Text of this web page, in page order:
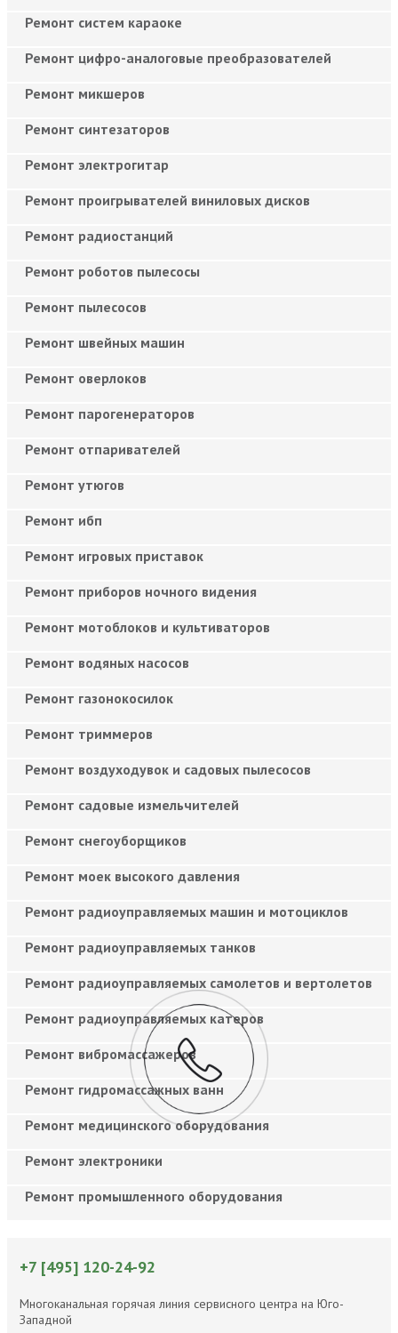
Ремонт систем караоке
Ремонт цифро-аналоговые преобразователей
Ремонт микшеров
Ремонт синтезаторов
Ремонт электрогитар
Ремонт проигрывателей виниловых дисков
Ремонт радиостанций
Ремонт роботов пылесосы
Ремонт пылесосов
Ремонт швейных машин
Ремонт оверлоков
Ремонт парогенераторов
Ремонт отпаривателей
Ремонт утюгов
Ремонт ибп
Ремонт игровых приставок
Ремонт приборов ночного видения
Ремонт мотоблоков и культиваторов
Ремонт водяных насосов
Ремонт газонокосилок
Ремонт триммеров
Ремонт воздуходувок и садовых пылесосов
Ремонт садовые измельчителей
Ремонт снегоуборщиков
Ремонт моек высокого давления
Ремонт радиоуправляемых машин и мотоциклов
Ремонт радиоуправляемых танков
Ремонт радиоуправляемых самолетов и вертолетов
Ремонт радиоуправляемых катеров
Ремонт вибромассажеров
Ремонт гидромассажных ванн
Ремонт медицинского оборудования
Ремонт электроники
Ремонт промышленного оборудования
+7 [495] 120-24-92
Многоканальная горячая линия сервисного центра на Юго-
Западной